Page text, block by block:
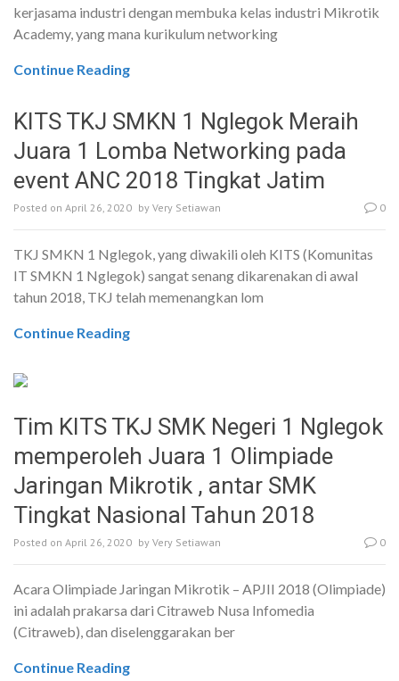
kerjasama industri dengan membuka kelas industri Mikrotik
Academy, yang mana kurikulum networking
Continue Reading
KITS TKJ SMKN 1 Nglegok Meraih
Juara 1 Lomba Networking pada
event ANC 2018 Tingkat Jatim
Posted on April 26, 2020 by Very Setiawan 0
TKJ SMKN 1 Nglegok, yang diwakili oleh KITS (Komunitas
IT SMKN 1 Nglegok) sangat senang dikarenakan di awal
tahun 2018, TKJ telah memenangkan lom
Continue Reading
Tim KITS TKJ SMK Negeri 1 Nglegok
memperoleh Juara 1 Olimpiade
Jaringan Mikrotik , antar SMK
Tingkat Nasional Tahun 2018
Posted on April 26, 2020 by Very Setiawan 0
Acara Olimpiade Jaringan Mikrotik – APJII 2018 (Olimpiade)
ini adalah prakarsa dari Citraweb Nusa Infomedia
(Citraweb), dan diselenggarakan ber
Continue Reading